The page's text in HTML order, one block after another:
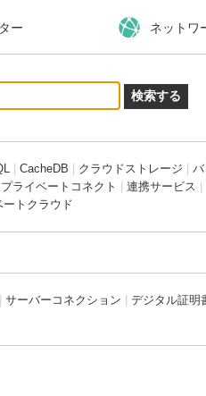
ー ネットワ
CacheDB クラウドストレージ
プライベートコネクト 連携サービス
ートクラウド
サーバーコネクション
デジタル証明